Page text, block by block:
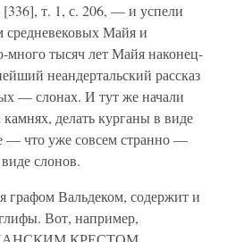
т. 1, с. 206, — и успели
средневековых Майя и
много тысяч лет Майя наконец-
неандертальский рассказ
— слонах. И тут же начали
делать курганы в виде
— что уже совсем странно —
слонов.
графом Вальдеком, содержит и
Вот, например,